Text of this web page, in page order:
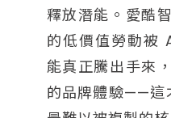
釋放潛能。愛酷
的低價值勞動被
能真正騰出手來
的品牌體驗——這